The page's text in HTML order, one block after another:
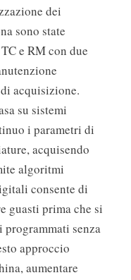
dei
sono state
e RM con due
acquisizione.
su sistemi
i parametri di
acquisendo
algoritmi
consente di
guasti prima che si
senza
approccio
aumentare